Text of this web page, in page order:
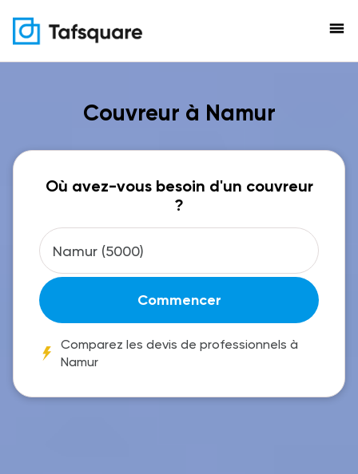
menu
Couvreur à Namur
Où avez-vous besoin d'un couvreur
?
Commencer
Comparez les devis de professionnels à
Namur